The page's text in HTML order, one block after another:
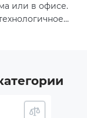
или в офисе.
служило без